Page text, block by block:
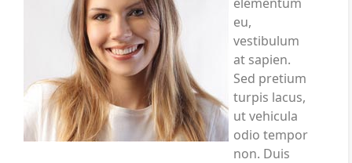
eu,
vestibulum
at sapien.
Sed pretium
turpis lacus,
ut vehicula
odio tempor
non. Duis